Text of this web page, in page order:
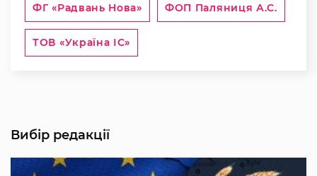
ФГ «Радвань Нова» ФОП Паляниця А.С.
ТОВ «Україна ІС»
Вибір редакції